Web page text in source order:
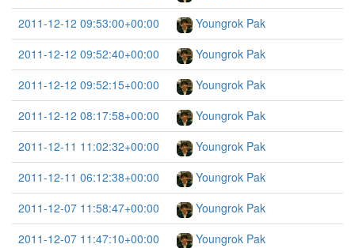
2011-12-12 09:53:00+00:00
Youngrok Pak
2011-12-12 09:52:40+00:00
Youngrok Pak
2011-12-12 09:52:15+00:00
Youngrok Pak
2011-12-12 08:17:58+00:00
Youngrok Pak
2011-12-11 11:02:32+00:00
Youngrok Pak
2011-12-11 06:12:38+00:00
Youngrok Pak
2011-12-07 11:58:47+00:00
Youngrok Pak
2011-12-07 11:47:10+00:00
Youngrok Pak